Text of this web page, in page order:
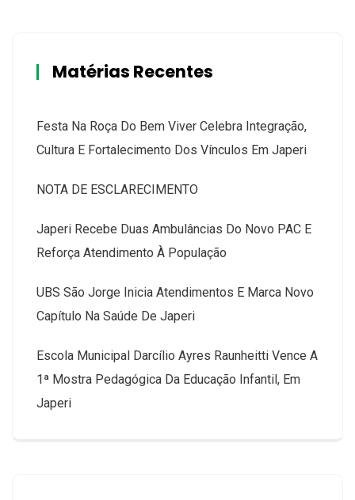
Matérias Recentes
Festa Na Roça Do Bem Viver Celebra Integração,
Cultura E Fortalecimento Dos Vínculos Em Japeri
NOTA DE ESCLARECIMENTO
Japeri Recebe Duas Ambulâncias Do Novo PAC E
Reforça Atendimento À População
UBS São Jorge Inicia Atendimentos E Marca Novo
Capítulo Na Saúde De Japeri
Escola Municipal Darcílio Ayres Raunheitti Vence A
1ª Mostra Pedagógica Da Educação Infantil, Em
Japeri